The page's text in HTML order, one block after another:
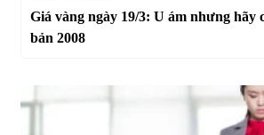
Giá vàng ngày 19/3: U ám nhưng hãy
bản 2008